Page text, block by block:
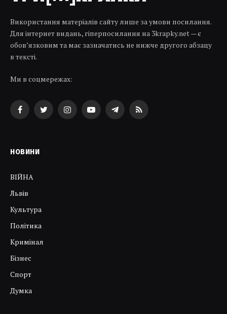
Використання матеріалів сайту лише за умови посилання.
Для інтернет видань, гіперпосилання на 3krapky.net — є
обов’язковим та має зазначатись не нижче другого абзацу
в тексті.
Ми в соцмережах:
FacebookTwitterInstagramYouTubeTelegramRSS
НОВИНИ
ВІЙНА
Львів
Культура
Політика
Кримінал
Бізнес
Спорт
Думка